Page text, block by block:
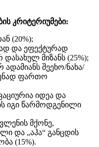
კრიტერიუმები:
(20%);
და ეფექტურად
დასახულ მიზანს (25%);
ადამიანს შეეხო/ნახა/
ფართო
იდეა და
იგი წარმოდგენილი
მქონე,
და „აჰა“ განცდის
(15%).